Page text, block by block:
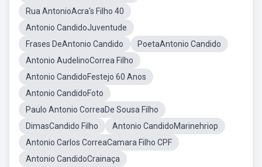
Rua AntonioAcra's Filho 40
Antonio CandidoJuventude
Frases DeAntonio Candido
PoetaAntonio Candido
Antonio AudelinoCorrea Filho
Antonio CandidoFestejo 60 Anos
Antonio CandidoFoto
Paulo Antonio CorreaDe Sousa Filho
DimasCandido Filho
Antonio CandidoMarinehriop
Antonio Carlos CorreaCamara Filho CPF
Antonio CandidoCrainaça